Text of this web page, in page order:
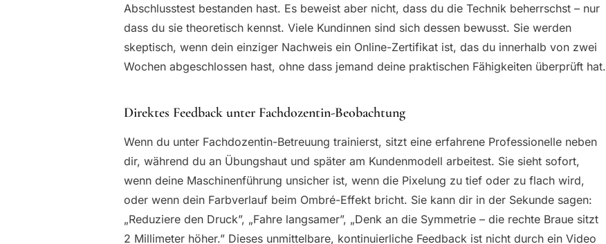
Abschlusstest bestanden hast. Es beweist aber nicht, dass du die Technik beherrschst – nur
dass du sie theoretisch kennst. Viele Kundinnen sind sich dessen bewusst. Sie werden
skeptisch, wenn dein einziger Nachweis ein Online-Zertifikat ist, das du innerhalb von zwei
Wochen abgeschlossen hast, ohne dass jemand deine praktischen Fähigkeiten überprüft hat.
Direktes Feedback unter Fachdozentin-Beobachtung
Wenn du unter Fachdozentin-Betreuung trainierst, sitzt eine erfahrene Professionelle neben
dir, während du an Übungshaut und später am Kundenmodell arbeitest. Sie sieht sofort,
wenn deine Maschinenführung unsicher ist, wenn die Pixelung zu tief oder zu flach wird,
oder wenn dein Farbverlauf beim Ombré-Effekt bricht. Sie kann dir in der Sekunde sagen:
„Reduziere den Druck”, „Fahre langsamer”, „Denk an die Symmetrie – die rechte Braue sitzt
2 Millimeter höher.” Dieses unmittelbare, kontinuierliche Feedback ist nicht durch ein Video